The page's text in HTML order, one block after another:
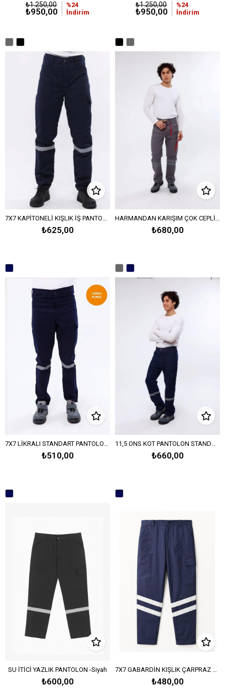
₺950,00
₺1.250,00
%24
İndirim
₺950,00
₺1.250,00
%24
İndirim
₺625,00 ₺680,00
7X7 LİKRALI STANDART PANTOLON-Lacivert
₺510,00
11,5 ONS KOT PANTOLON STANDART 5 CEPLİ-Lacivert
₺660,00
SU İTİCİ YAZLIK PANTOLON -Siyah
₺600,00 ₺480,00